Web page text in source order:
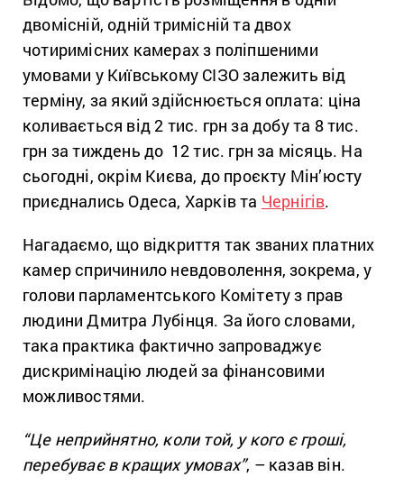
двомісній, одній тримісній та двох
чотиримісних камерах з поліпшеними
умовами у Київському СІЗО залежить від
терміну, за який здійснюється оплата: ціна
коливається від 2 тис. грн за добу та 8 тис.
грн за тиждень до 12 тис. грн за місяць. На
сьогодні, окрім Києва, до проєкту Мін’юсту
приєднались Одеса, Харків та Чернігів.
Нагадаємо, що відкриття так званих платних
камер спричинило невдоволення, зокрема, у
голови парламентського Комітету з прав
людини Дмитра Лубінця. За його словами,
така практика фактично запроваджує
дискримінацію людей за фінансовими
можливостями.
“Це неприйнятно, коли той, у кого є гроші,
перебуває в кращих умовах”, – казав він.